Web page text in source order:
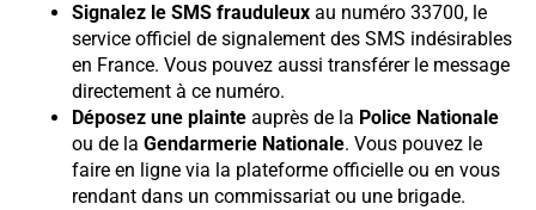
Signalez le SMS frauduleux au numéro 33700, le
service officiel de signalement des SMS indésirables
en France. Vous pouvez aussi transférer le message
directement à ce numéro.
Déposez une plainte auprès de la Police Nationale
ou de la Gendarmerie Nationale. Vous pouvez le
faire en ligne via la plateforme officielle ou en vous
rendant dans un commissariat ou une brigade.